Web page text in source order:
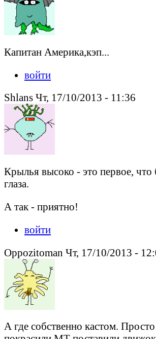
Капитан Америка,кэп...
войти
Shlans Чт, 17/10/2013 - 11:36
Крылья высоко - это первое, что
глаза.
А так - приятно!
войти
Oppozitoman Чт, 17/10/2013 -
А где собственно кастом.